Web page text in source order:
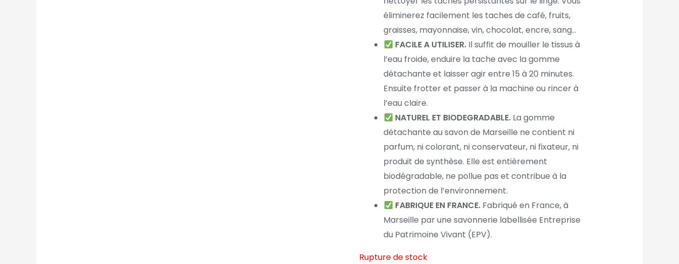
éliminerez facilement les taches de café, fruits,
graisses, mayonnaise, vin, chocolat, encre, sang…
FACILE A UTILISER.Il suffit de mouillerle tissus à
l’eau froide, enduire la tache avec la gomme
détachante et laisser agir entre 15 à 20 minutes.
Ensuite frotter et passer à la machine ou rincer à
l’eau claire.
NATUREL ET BIODEGRADABLE.La gomme
détachante au savon de Marseille ne contient ni
parfum, ni colorant, ni conservateur, ni fixateur, ni
produit de synthèse. Elle est entièrement
biodégradable, ne pollue pas et contribue à la
protection de l’environnement.
FABRIQUE EN FRANCE.Fabriqué en France, à
Marseille par une savonnerie labellisée Entreprise
du Patrimoine Vivant (EPV).
Rupture de stock